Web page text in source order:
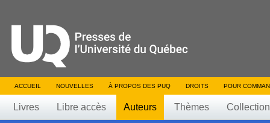
ACCUEIL NOUVELLES À PROPOS DES PUQ DROITS POUR
Livres Libre accès Auteurs Thèmes